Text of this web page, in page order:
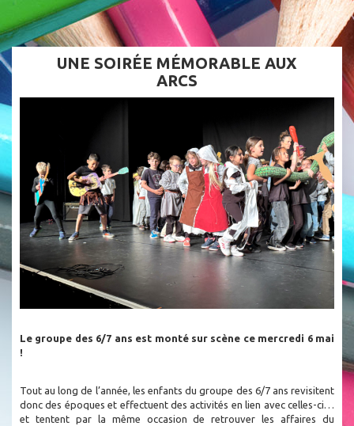
UNE SOIRÉE MÉMORABLE AUX
ARCS
Le groupe des 6/7 ans est monté sur scène ce mercredi 6 mai
!
Tout au long de l’année, les enfants du groupe des 6/7 ans revisitent
donc des époques et effectuent des activités en lien avec celles-ci…
et tentent par la même occasionde retrouver les affaires du